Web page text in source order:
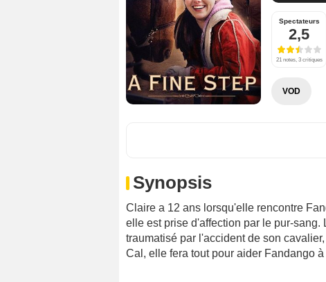
Spectateurs
2,5
21 notes, 3 critiques
VOD
Synopsis
Claire a 12 ans lorsqu'elle rencontre
elle est prise d'affection par le pur-
traumatisé par l'accident de son
Cal, elle fera tout pour aider Fandango